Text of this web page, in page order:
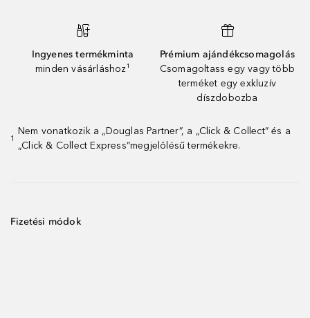
Ingyenes termékminta
minden vásárláshoz¹
Prémium ajándékcsomagolás
Csomagoltass egy vagy több
terméket egy exkluzív
díszdobozba
1
Nem vonatkozik a „Douglas Partner”, a „Click & Collect” és a
„Click & Collect Express”megjelölésű termékekre.
Fizetési módok